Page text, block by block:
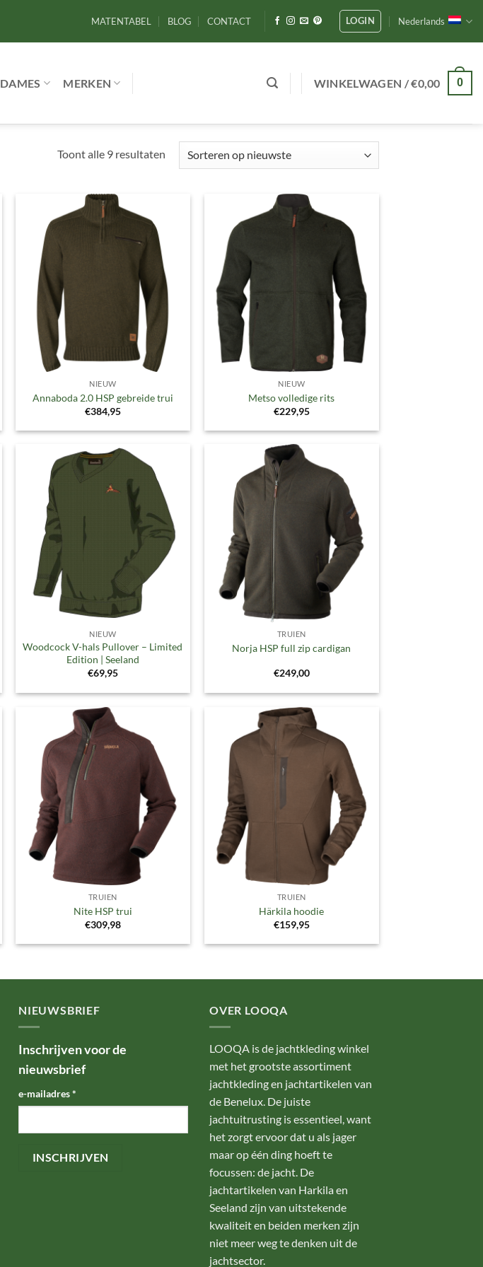
MATENTABEL BLOG CONTACT LOGIN Nederlands
DAMES MERKEN WINKELWAGEN /€0,00 0
Toont alle 9 resultatenGesorteerd
Toevoegen
aan
verlanglijst
NIEUW
Annaboda 2.0 HSP gebreide trui
€384,95
Toevoegen
aan
verlanglijst
NIEUW
Metso volledige rits
€229,95
Toevoegen
aan
verlanglijst
NIEUW
Woodcock V-hals Pullover – Limited
Edition | Seeland
€69,95
Toevoegen
aan
verlanglijst
TRUIEN
Norja HSP full zip cardigan
€249,00
Toevoegen
aan
verlanglijst
TRUIEN
Nite HSP trui
€309,98
Toevoegen
aan
verlanglijst
TRUIEN
Härkila hoodie
€159,95
NIEUWSBRIEF
Inschrijven voor de
nieuwsbrief
e-mailadres*
OVER LOOQA
LOOQA is de jachtkleding winkel
met het grootste assortiment
jachtkleding en jachtartikelen van
de Benelux. De juiste
jachtuitrusting is essentieel, want
het zorgt ervoor dat u als jager
maar op één ding hoeft te
focussen: de jacht. De
jachtartikelen van Harkila en
Seeland zijn van uitstekende
kwaliteit en beiden merken zijn
niet meer weg te denken uit de
jachtsector.